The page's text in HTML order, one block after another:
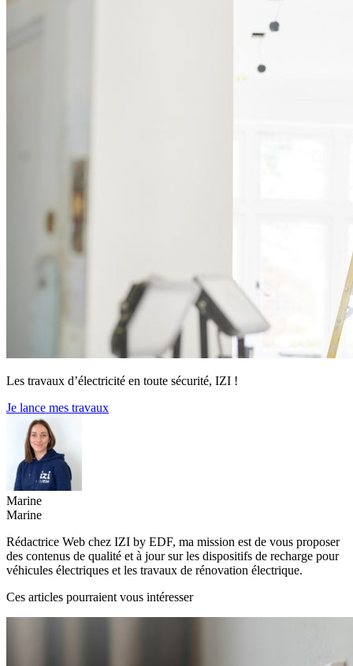
Les travaux d’électricité en toute sécurité, IZI !
Je lance mes travaux
Marine
Marine
Rédactrice Web chez IZI by EDF, ma mission est de vous proposer
des contenus de qualité et à jour sur les dispositifs de recharge pour
véhicules électriques et les travaux de rénovation électrique.
Ces articles pourraient vous intéresser